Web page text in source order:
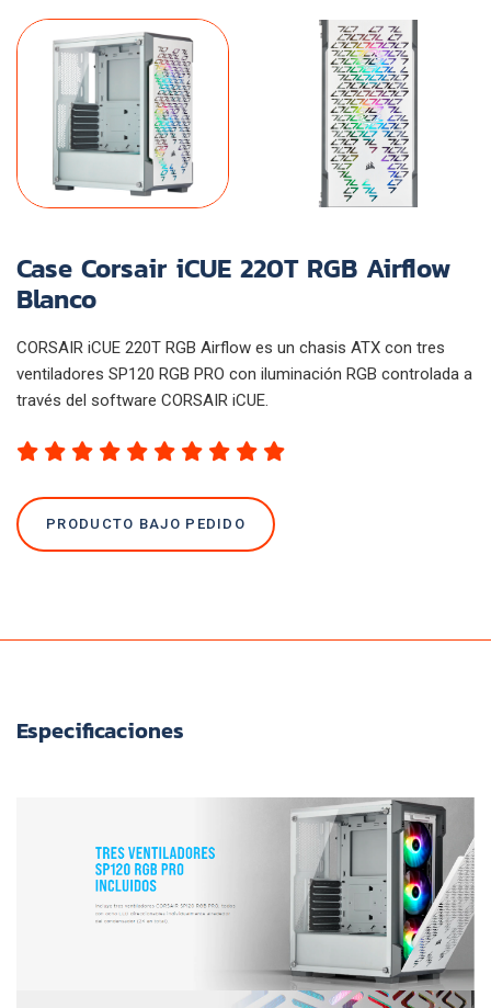
Case Corsair iCUE 220T RGB Airflow
Blanco
CORSAIR iCUE 220T RGB Airflow es un chasis ATX con tres
ventiladores SP120 RGB PRO con iluminación RGB controlada a
través del software CORSAIR iCUE.
PRODUCTO BAJO PEDIDO
Especificaciones